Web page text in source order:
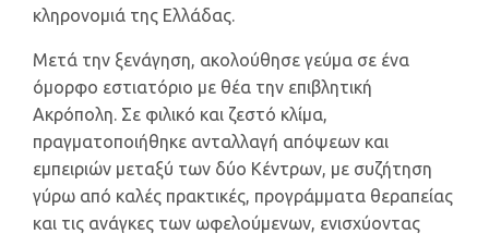
κληρονομιά της Ελλάδας.
Μετά την ξενάγηση, ακολούθησε γεύμα σε ένα
όμορφο εστιατόριο με θέα την επιβλητική
Ακρόπολη. Σε φιλικό και ζεστό κλίμα,
πραγματοποιήθηκε ανταλλαγή απόψεων και
εμπειριών μεταξύ των δύο Κέντρων, με συζήτηση
γύρω από καλές πρακτικές, προγράμματα θεραπείας
και τις ανάγκες των ωφελούμενων, ενισχύοντας